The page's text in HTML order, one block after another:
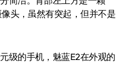
头，虽然有突起，但并不是
的手机，魅蓝E2在外观的